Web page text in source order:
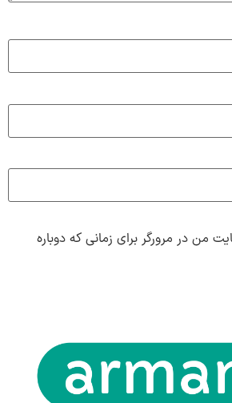
من در مرورگر برای زمانی که دوباره